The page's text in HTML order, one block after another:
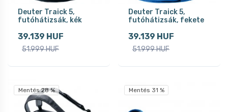
Deuter Traick 5,
futóhátizsák, kék
39.139 HUF
51.999 HUF
Deuter Traick 5,
futóhátizsák, fekete
39.139 HUF
51.999 HUF
Mentés 28 % Mentés 31 %